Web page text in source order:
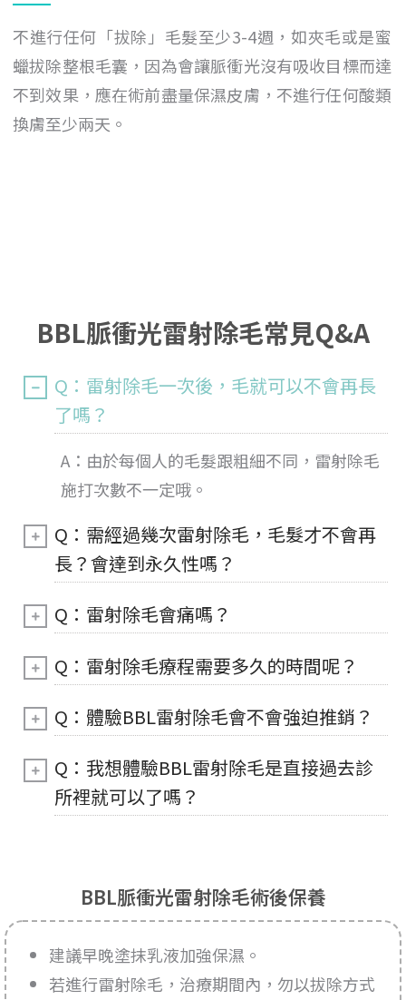
不進行任何「拔除」毛髮至少3-4週，如夾毛或是蜜
蠟拔除整根毛囊，因為會讓脈衝光沒有吸收目標而達
不到效果，應在術前盡量保濕皮膚，不進行任何酸類
換膚至少兩天。
BBL脈衝光雷射除毛常見Q&A
Q：雷射除毛一次後，毛就可以不會再長
了嗎？
A：由於每個人的毛髮跟粗細不同，雷射除毛
施打次數不一定哦。
Q：需經過幾次雷射除毛，毛髮才不會再
長？會達到永久性嗎？
Q：雷射除毛會痛嗎？
Q：雷射除毛療程需要多久的時間呢？
Q：體驗BBL雷射除毛會不會強迫推銷？
Q：我想體驗BBL雷射除毛是直接過去診
所裡就可以了嗎？
BBL脈衝光雷射除毛術後保養
建議早晚塗抹乳液加強保濕。
若進行雷射除毛，治療期間內，勿以拔除方式